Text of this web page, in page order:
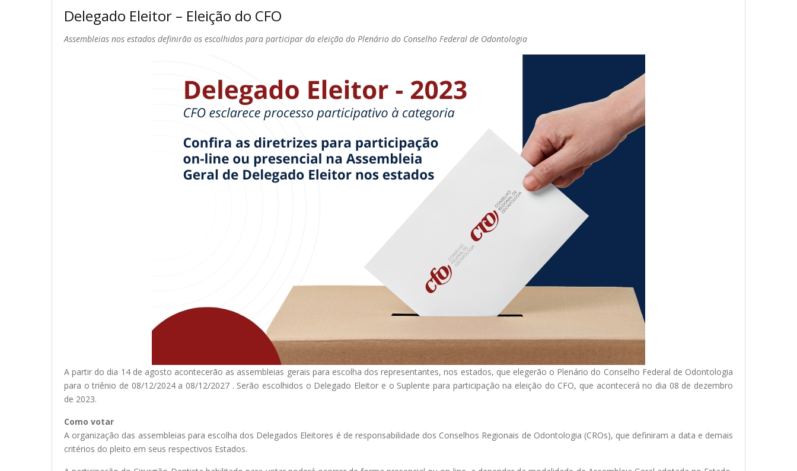
Delegado Eleitor – Eleição do CFO
Assembleias nos estados definirão os escolhidos para participar da eleição do Plenário do Conselho Federal de Odontologia
A partir do dia 14 de agosto acontecerão as assembleias gerais para escolha dos representantes, nos estados, que elegerão o Plenário do Conselho Federal de Odontologia
para o triênio de 08/12/2024 a 08/12/2027 . Serão escolhidos o Delegado Eleitor e o Suplente para participação na eleição do CFO, que acontecerá no dia 08 de dezembro
de 2023.
Como votar
A organização das assembleias para escolha dos Delegados Eleitores é de responsabilidade dos Conselhos Regionais de Odontologia (CROs), que definiram a data e demais
critérios do pleito em seus respectivos Estados.